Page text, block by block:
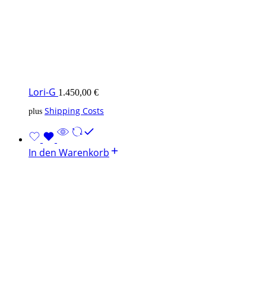
Lori-G 1.450,00 €
plus Shipping Costs
In den Warenkorb